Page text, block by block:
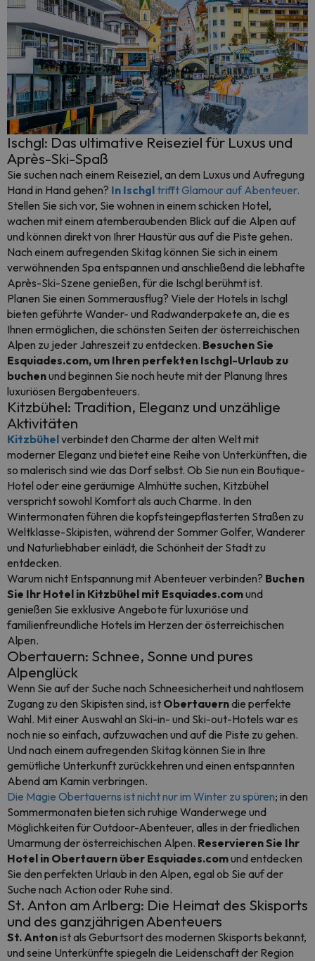
Ischgl: Das ultimative Reiseziel für Luxus und
Après-Ski-Spaß
Sie suchen nach einem Reiseziel, an dem Luxus und Aufregung
Hand in Hand gehen? In Ischgl trifft Glamour auf Abenteuer.
Stellen Sie sich vor, Sie wohnen in einem schicken Hotel,
wachen mit einem atemberaubenden Blick auf die Alpen auf
und können direkt von Ihrer Haustür aus auf die Piste gehen.
Nach einem aufregenden Skitag können Sie sich in einem
verwöhnenden Spa entspannen und anschließend die lebhafte
Après-Ski-Szene genießen, für die Ischgl berühmt ist.
Planen Sie einen Sommerausflug? Viele der Hotels in Ischgl
bieten geführte Wander- und Radwanderpakete an, die es
Ihnen ermöglichen, die schönsten Seiten der österreichischen
Alpen zu jeder Jahreszeit zu entdecken. Besuchen Sie
Esquiades.com, um Ihren perfekten Ischgl-Urlaub zu
buchenund beginnen Sie noch heute mit der Planung Ihres
luxuriösen Bergabenteuers.
Kitzbühel: Tradition, Eleganz und unzählige
Aktivitäten
Kitzbühelverbindet den Charme der alten Welt mit
moderner Eleganz und bietet eine Reihe von Unterkünften, die
so malerisch sind wie das Dorf selbst. Ob Sie nun ein Boutique-
Hotel oder eine geräumige Almhütte suchen, Kitzbühel
verspricht sowohl Komfort als auch Charme. In den
Wintermonaten führen die kopfsteingepflasterten Straßen zu
Weltklasse-Skipisten, während der Sommer Golfer, Wanderer
und Naturliebhaber einlädt, die Schönheit der Stadt zu
entdecken.
Warum nicht Entspannung mit Abenteuer verbinden? Buchen
Sie Ihr Hotel in Kitzbühel mit Esquiades.comund
genießen Sie exklusive Angebote für luxuriöse und
familienfreundliche Hotels im Herzen der österreichischen
Alpen.
Obertauern: Schnee, Sonne und pures
Alpenglück
Wenn Sie auf der Suche nach Schneesicherheit und nahtlosem
Zugang zu den Skipisten sind, ist Obertauerndie perfekte
Wahl. Mit einer Auswahl an Ski-in- und Ski-out-Hotels war es
noch nie so einfach, aufzuwachen und auf die Piste zu gehen.
Und nach einem aufregenden Skitag können Sie in Ihre
gemütliche Unterkunft zurückkehren und einen entspannten
Abend am Kamin verbringen.
Die Magie Obertauerns ist nicht nur im Winter zu spüren; in den
Sommermonaten bieten sich ruhige Wanderwege und
Möglichkeiten für Outdoor-Abenteuer, alles in der friedlichen
Umarmung der österreichischen Alpen. Reservieren Sie Ihr
Hotel in Obertauern über Esquiades.comund entdecken
Sie den perfekten Urlaub in den Alpen, egal ob Sie auf der
Suche nach Action oder Ruhe sind.
St. Anton am Arlberg: Die Heimat des Skisports
und des ganzjährigen Abenteuers
St. Antonist als Geburtsort des modernen Skisports bekannt,
und seine Unterkünfte spiegeln die Leidenschaft der Region